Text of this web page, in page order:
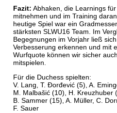
Fazit: Abhaken, die Learnings
mitnehmen und im Training
heutige Spiel war ein
stärksten SLWU16 Team. Im
Begegnungen im Vorjahr ließ
Verbesserung erkennen und mit
Wurfquote können wir sicher
mitspielen.
Für die Duchess spielten:
V. Lang, T. Đorđević (5), A.
M. Malbašić (10), H. Kreuzhuber
B. Sammer (15), A. Müller, C.
F. Sauer